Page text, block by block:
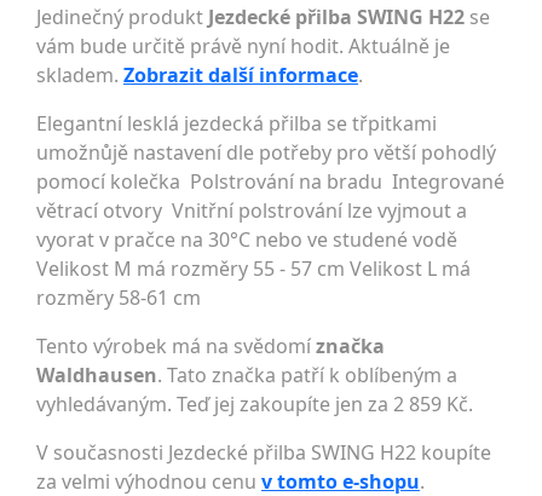
Jedinečný produkt Jezdecké přilba SWING H22 se
vám bude určitě právě nyní hodit. Aktuálně je
skladem. Zobrazit další informace.
Elegantní lesklá jezdecká přilba se třpitkami
umožnůjě nastavení dle potřeby pro větší pohodlý
pomocí kolečka Polstrování na bradu Integrované
větrací otvory Vnitřní polstrování lze vyjmout a
vyorat v pračce na 30°C nebo ve studené vodě
Velikost M má rozměry 55 - 57 cm Velikost L má
rozměry 58-61 cm
Tento výrobek má na svědomíznačka
Waldhausen. Tato značka patří k oblíbeným a
vyhledávaným. Teď jej zakoupíte jen za 2 859 Kč.
V současnosti Jezdecké přilba SWING H22 koupíte
za velmi výhodnou cenu v tomto e-shopu.